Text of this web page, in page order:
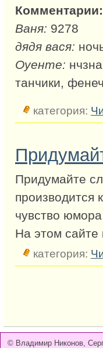
Комментарии:
Ваня: 9278
дядя вася:
Оуенте:
танчики,
категория:
Придумайте
производится
чувство
На этом
категория:
© Владимир Никонов,